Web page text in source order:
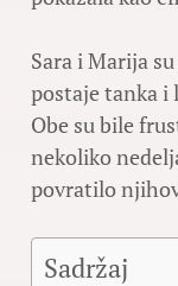
Sara i Marija
postaje tanka i
Obe su bile
nekoliko
povratilo
Sadržaj